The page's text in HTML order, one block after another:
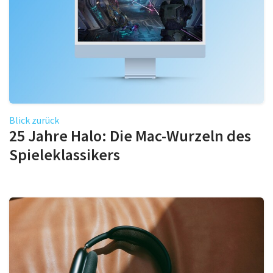
Blick zurück
25 Jahre Halo: Die Mac-Wurzeln des
Spieleklassikers